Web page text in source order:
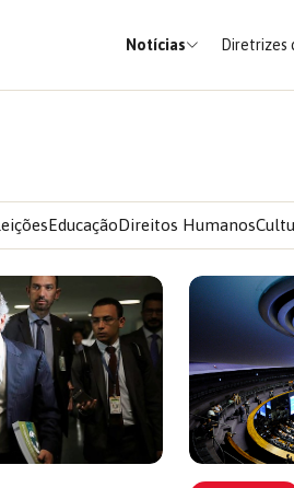
Notícias Diretrizes
EducaçãoDireitos Humanos